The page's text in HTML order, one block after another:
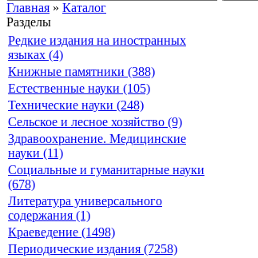
Главная » Каталог
Разделы
Редкие издания на иностранных
языках (4)
Книжные памятники (388)
Естественные науки (105)
Технические науки (248)
Сельское и лесное хозяйство (9)
Здравоохранение. Медицинские
науки (11)
Социальные и гуманитарные науки
(678)
Литература универсального
содержания (1)
Краеведение (1498)
Периодические издания (7258)